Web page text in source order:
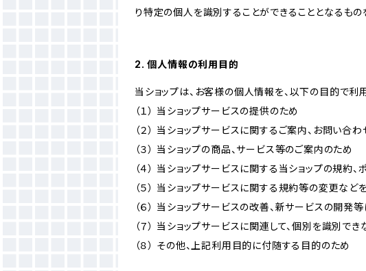
り特定の個人を識別することができることとなるもの
2. 個人情報の利用目的
当ショップは、お客様の個人情報を、以下の目的で利
（１） 当ショップサービスの提供のため
（２） 当ショップサービスに関するご案内、お問い合
（３） 当ショップの商品、サービス等のご案内のため
（４） 当ショップサービスに関する当ショップの規約
（５） 当ショップサービスに関する規約等の変更など
（６） 当ショップサービスの改善、新サービスの開発
（７） 当ショップサービスに関連して、個別を識別
（８） その他、上記利用目的に付随する目的のため